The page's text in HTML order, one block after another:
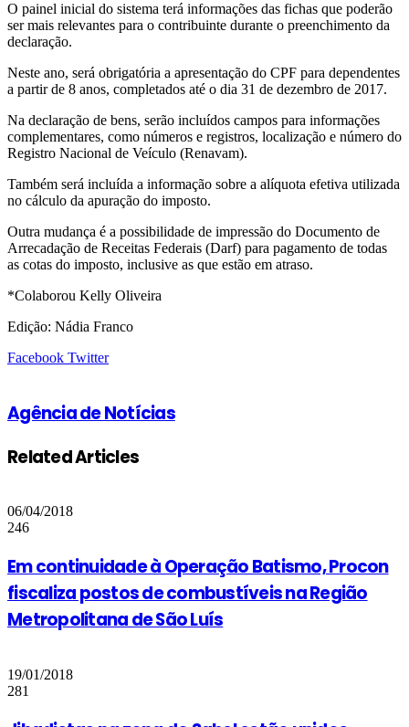
O painel inicial do sistema terá informações das fichas que poderão
ser mais relevantes para o contribuinte durante o preenchimento da
declaração.
Neste ano, será obrigatória a apresentação do CPF para dependentes
a partir de 8 anos, completados até o dia 31 de dezembro de 2017.
Na declaração de bens, serão incluídos campos para informações
complementares, como números e registros, localização e número do
Registro Nacional de Veículo (Renavam).
Também será incluída a informação sobre a alíquota efetiva utilizada
no cálculo da apuração do imposto.
Outra mudança é a possibilidade de impressão do Documento de
Arrecadação de Receitas Federais (Darf) para pagamento de todas
as cotas do imposto, inclusive as que estão em atraso.
*Colaborou Kelly Oliveira
Edição: Nádia Franco
Facebook TwitterGoogle+
LinkedIn
StumbleUpon
Tumblr
Pinterest
Reddit
VKontakte
Share
Print
Agência de Notícias
Related Articles
06/04/2018
246
Em continuidade à Operação Batismo, Procon
fiscaliza postos de combustíveis na Região
Metropolitana de São Luís
19/01/2018
281